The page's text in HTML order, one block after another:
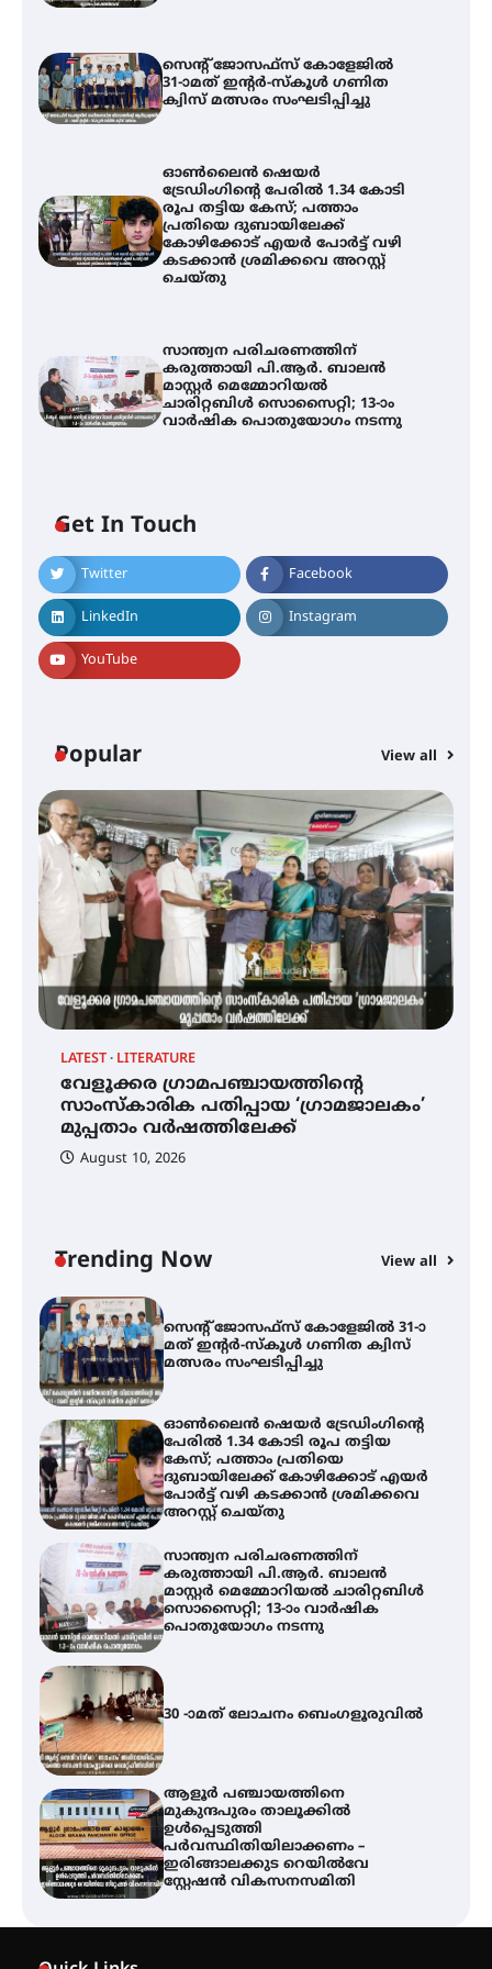
സെന്റ് ജോസഫ്സ് കോളേജിൽ
31-ാമത് ഇന്റർ-സ്കൂൾ ഗണിത
ക്വിസ് മത്സരം സംഘടിപ്പിച്ചു
ഓൺലൈൻ ഷെയർ
ട്രേഡിംഗിന്റെ പേരിൽ 1.34 കോടി
രൂപ തട്ടിയ കേസ്; പത്താം
പ്രതിയെ ദുബായിലേക്ക്
കോഴിക്കോട് എയർ പോർട്ട് വഴി
കടക്കാൻ ശ്രമിക്കവെ അറസ്റ്റ്
ചെയ്തു
സാന്ത്വന പരിചരണത്തിന്
കരുത്തായി പി.ആർ. ബാലൻ
മാസ്റ്റർ മെമ്മോറിയൽ
ചാരിറ്റബിൾ സൊസൈറ്റി; 13-ാം
വാർഷിക പൊതുയോഗം നടന്നു
Get In Touch
Twitter Facebook
LinkedIn Instagram
YouTube
Popular View all
LATEST LITERATURE
വേളൂക്കര ഗ്രാമപഞ്ചായത്തിന്റെ
സാംസ്കാരിക പതിപ്പായ ‘ഗ്രാമജാലകം’
മുപ്പതാം വർഷത്തിലേക്ക്
August 10, 2026
Trending Now View all
സെന്റ് ജോസഫ്സ് കോളേജിൽ 31-ാ
മത് ഇന്റർ-സ്കൂൾ ഗണിത ക്വിസ്
മത്സരം സംഘടിപ്പിച്ചു
പോർട്ട് വഴി കടക്കാൻ ശ്രമിക്കവെ
സാന്ത്വന പരിചരണത്തിന്
കരുത്തായി പി.ആർ. ബാലൻ
മാസ്റ്റർ മെമ്മോറിയൽ ചാരിറ്റബിൾ
സൊസൈറ്റി; 13-ാം വാർഷിക
പൊതുയോഗം നടന്നു
30 -ാമത് ലോചനം ബെംഗളൂരുവിൽ
ആളൂർ പഞ്ചായത്തിനെ
മുകുന്ദപുരം താലൂക്കിൽ
ഉൾപ്പെടുത്തി
പർവസ്ഥിതിയിലാക്കണം –
ഇരിങ്ങാലക്കുട റെയിൽവേ
വർഷത്തിലേക്ക്
സെന്റ് ജോസഫ്സ് കോളേജിൽ 31-ാ
മത് ഇന്റർ-സ്കൂൾ ഗണിത ക്വിസ്
മത്സരം സംഘടിപ്പിച്ചു
ഓൺലൈൻ ഷെയർ ട്രേഡിംഗിന്റെ
പേരിൽ 1.34 കോടി രൂപ തട്ടിയ
കേസ്; പത്താം പ്രതിയെ
ദുബായിലേക്ക് കോഴിക്കോട് എയർ
പോർട്ട് വഴി കടക്കാൻ ശ്രമിക്കവെ
അറസ്റ്റ് ചെയ്തു
സാന്ത്വന പരിചരണത്തിന്
കരുത്തായി പി.ആർ. ബാലൻ
മാസ്റ്റർ മെമ്മോറിയൽ ചാരിറ്റബിൾ
സൊസൈറ്റി; 13-ാം വാർഷിക
പൊതുയോഗം നടന്നു
30 -ാമത് ലോചനം ബെംഗളൂരുവിൽ
ആളൂർ പഞ്ചായത്തിനെ
മുകുന്ദപുരം താലൂക്കിൽ
ഉൾപ്പെടുത്തി
പർവസ്ഥിതിയിലാക്കണം –
ഇരിങ്ങാലക്കുട റെയിൽവേ
സ്റ്റേഷൻ വികസനസമിതി